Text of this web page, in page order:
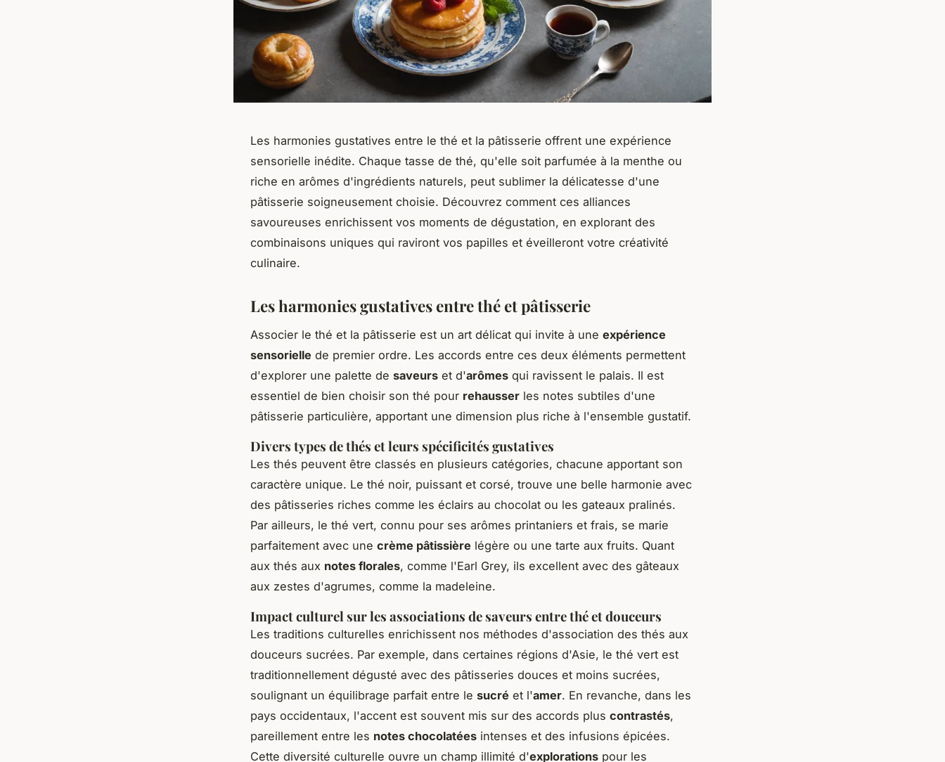
Les harmonies gustatives entre le thé et la pâtisserie offrent une expérience
sensorielle inédite. Chaque tasse de thé, qu'elle soit parfumée à la menthe ou
riche en arômes d'ingrédients naturels, peut sublimer la délicatesse d'une
pâtisserie soigneusement choisie. Découvrez comment ces alliances
savoureuses enrichissent vos moments de dégustation, en explorant des
combinaisons uniques qui raviront vos papilles et éveilleront votre créativité
culinaire.
Les harmonies gustatives entre thé et pâtisserie
Associer le thé et la pâtisserie est un art délicat qui invite à une expérience
sensorielle de premier ordre. Les accords entre ces deux éléments permettent
d'explorer une palette de saveurs et d'arômes qui ravissent le palais. Il est
essentiel de bien choisir son thé pour rehausser les notes subtiles d'une
pâtisserie particulière, apportant une dimension plus riche à l'ensemble gustatif.
Divers types de thés et leurs spécificités gustatives
Les thés peuvent être classés en plusieurs catégories, chacune apportant son
caractère unique. Le thé noir, puissant et corsé, trouve une belle harmonie avec
des pâtisseries riches comme les éclairs au chocolat ou les gateaux pralinés.
Par ailleurs, le thé vert, connu pour ses arômes printaniers et frais, se marie
parfaitement avec une crème pâtissière légère ou une tarte aux fruits. Quant
aux thés aux notes florales, comme l'Earl Grey, ils excellent avec des gâteaux
aux zestes d'agrumes, comme la madeleine.
Impact culturel sur les associations de saveurs entre thé et douceurs
Les traditions culturelles enrichissent nos méthodes d'association des thés aux
douceurs sucrées. Par exemple, dans certaines régions d'Asie, le thé vert est
traditionnellement dégusté avec des pâtisseries douces et moins sucrées,
soulignant un équilibrage parfait entre le sucré et l'amer. En revanche, dans les
pays occidentaux, l'accent est souvent mis sur des accords plus contrastés,
pareillement entre les notes chocolatées intenses et des infusions épicées.
Cette diversité culturelle ouvre un champ illimité d'explorations pour les